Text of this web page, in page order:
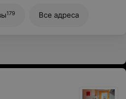
месте, доктор
моей кожи и подобрала
для пробной
Это позволило
шрамов или
стала значительно
179 Все адреса